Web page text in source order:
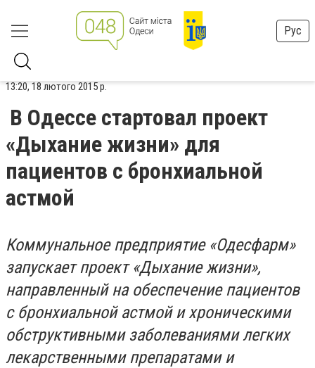
Рус
13:20, 18 лютого 2015 р.
В Одессе стартовал проект
«Дыхание жизни» для
пациентов с бронхиальной
астмой
Коммунальное предприятие «Одесфарм»
запускает проект «Дыхание жизни»,
направленный на обеспечение пациентов
с бронхиальной астмой и хроническими
обструктивными заболеваниями легких
лекарственными препаратами и